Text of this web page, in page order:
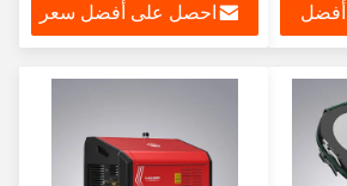
احصل على أفضل سعر